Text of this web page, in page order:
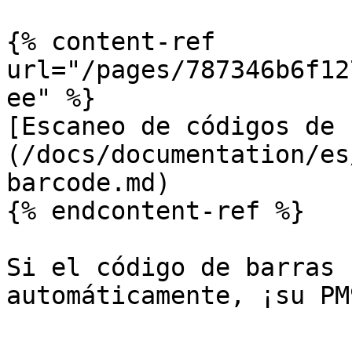
{% content-ref
url="/pages/
ee" %}
[Escaneo de códigos
(/docs/documentation/
barcode.md)
{% endcontent-ref %}
Si el código de barras
automáticamente, ¡su